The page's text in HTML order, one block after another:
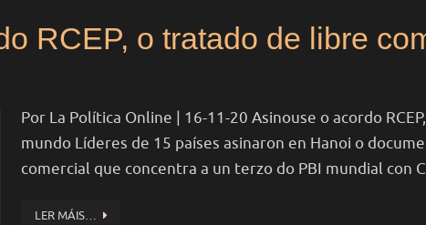
RCEP, o tratado de libre
Por La Política Online | 16-11-20 Asinouse o acordo
mundo Líderes de 15 países asinaron en Hanoi o
comercial que concentra a un terzo do PBI mundial con
LER MÁIS…